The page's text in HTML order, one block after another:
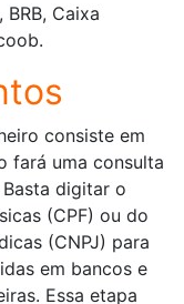
Caixa
consiste em
fará uma consulta
digitar o
(CPF) ou do
(CNPJ) para
em bancos e
Essa etapa